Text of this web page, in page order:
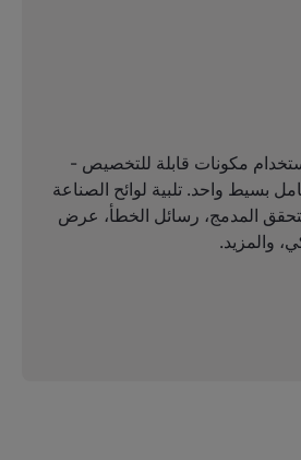
مكونات قابلة للتخصيص -
بسيط واحد. تلبية لوائح الصناعة
المدمج، رسائل الخطأ، عرض
والمزيد.